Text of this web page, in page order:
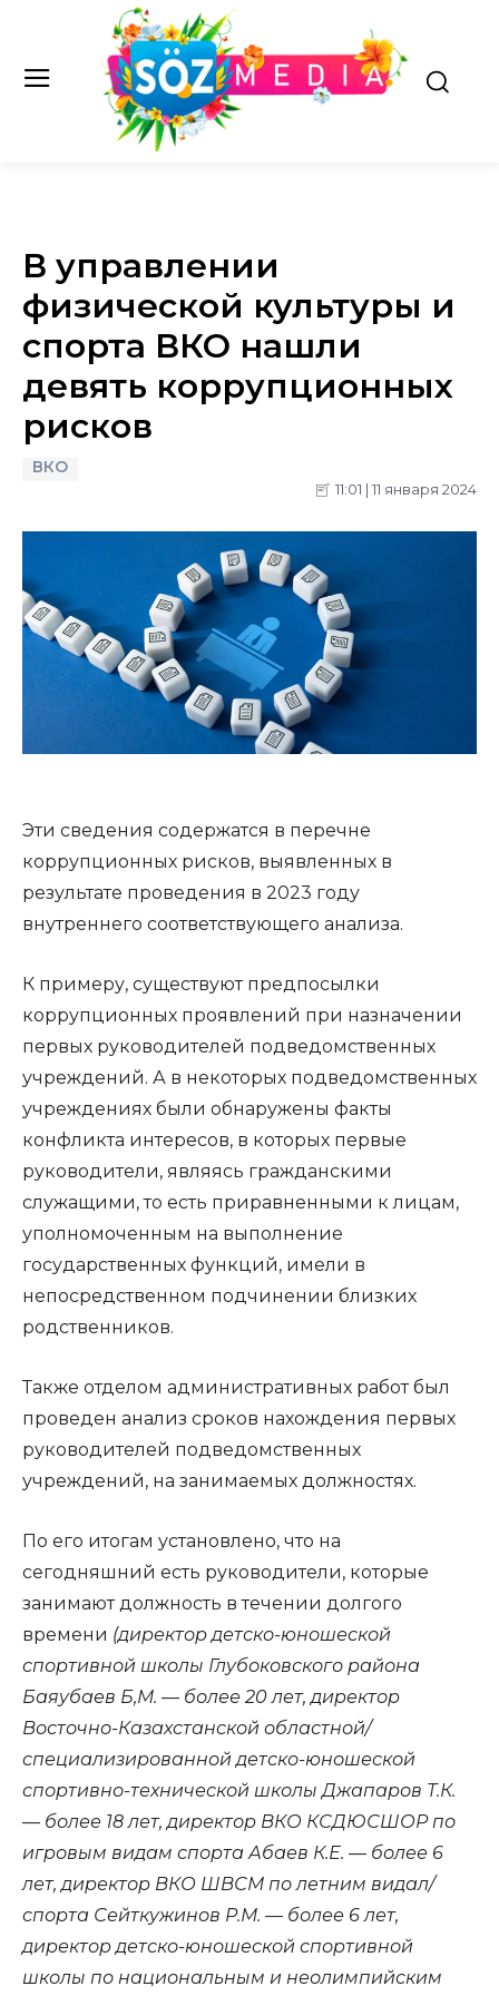
В управлении
физической культуры и
спорта ВКО нашли
девять коррупционных
рисков
ВКО
11:01 | 11 января 2024
Эти сведения содержатся в перечне
коррупционных рисков, выявленных в
результате проведения в 2023 году
внутреннего соответствующего анализа.
К примеру, существуют предпосылки
коррупционных проявлений при назначении
первых руководителей подведомственных
учреждений. А в некоторых подведомственных
учреждениях были обнаружены факты
конфликта интересов, в которых первые
руководители, являясь гражданскими
служащими, то есть приравненными к лицам,
уполномоченным на выполнение
государственных функций, имели в
непосредственном подчинении близких
родственников.
Также отделом административных работ был
проведен анализ сроков нахождения первых
руководителей подведомственных
учреждений, на занимаемых должностях.
По его итогам установлено, что на
сегодняшний есть руководители, которые
занимают должность в течении долгого
времени (директор детско-юношеской
спортивной школы Глубоковского района
Баяубаев Б,М. — более 20 лет, директор
Восточно-Казахстанской областной/
специализированной детско-юношеской
спортивно-технической школы Джапаров Т.К.
— более 18 лет, директор ВКО КСДЮСШОР по
игровым видам спорта Абаев К.Е. — более 6
лет, директор ВКО ШВСМ по летним видал/
спорта Сейткужинов Р.М. — более 6 лет,
директор детско-юношеской спортивной
школы по национальным и неолимпийским